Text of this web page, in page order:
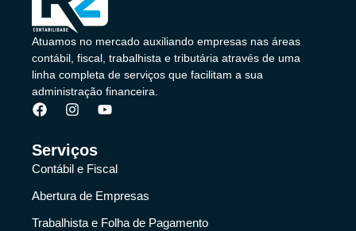
Atuamos no mercado auxiliando empresas nas áreas
contábil, fiscal, trabalhista e tributária através de uma
linha completa de serviços que facilitam a sua
administração financeira.
Serviços
Contábil e Fiscal
Abertura de Empresas
Trabalhista e Folha de Pagamento